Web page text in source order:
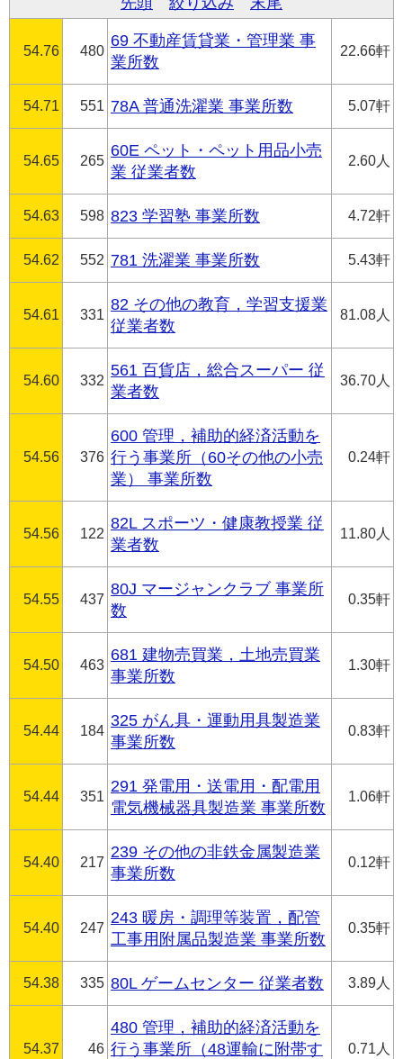
54.76 480
69 不動産賃貸業・管理業 事
業所数
22.66軒
54.71 551 78A 普通洗濯業 事業所数 5.07軒
54.65 265
60E ペット・ペット用品小売
業 従業者数
2.60人
54.63 598 823 学習塾 事業所数 4.72軒
54.62 552 781 洗濯業 事業所数 5.43軒
54.61 331
82 その他の教育，学習支援業
従業者数
81.08人
54.60 332
561 百貨店，総合スーパー 従
業者数
36.70人
54.56 376
600 管理，補助的経済活動を
行う事業所（60その他の小売
業） 事業所数
0.24軒
54.56 122
82L スポーツ・健康教授業 従
業者数
11.80人
54.55 437
80J マージャンクラブ 事業所
数
0.35軒
54.50 463
681 建物売買業，土地売買業
事業所数
1.30軒
54.44 184
325 がん具・運動用具製造業
事業所数
0.83軒
54.44 351
291 発電用・送電用・配電用
電気機械器具製造業 事業所数
1.06軒
54.40 217
239 その他の非鉄金属製造業
事業所数
0.12軒
54.40 247
243 暖房・調理等装置，配管
工事用附属品製造業 事業所数
0.35軒
54.38 335 80L ゲームセンター 従業者数 3.89人
54.37 46
480 管理，補助的経済活動を
行う事業所（48運輸に附帯す
0.71人